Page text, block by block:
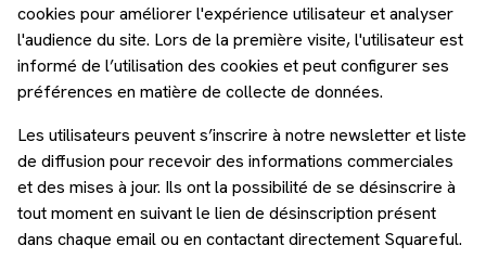
cookies pour améliorer l'expérience utilisateur et analyser
l'audience du site. Lors de la première visite, l'utilisateur est
informé de l’utilisation des cookies et peut configurer ses
préférences en matière de collecte de données.
Les utilisateurs peuvent s’inscrire à notre newsletter et liste
de diffusion pour recevoir des informations commerciales
et des mises à jour. Ils ont la possibilité de se désinscrire à
tout moment en suivant le lien de désinscription présent
dans chaque email ou en contactant directement Squareful.